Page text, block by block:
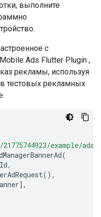
выполните
с
Ads Flutter Plugin ,
рекламы, используя
тестовых рекламных
example/
(
,
(),
],